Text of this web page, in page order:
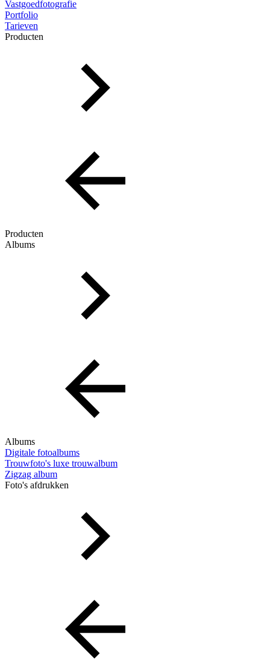
Vastgoedfotografie
Portfolio
Tarieven
Producten
Producten
Albums
Albums
Digitale fotoalbums
Trouwfoto's luxe trouwalbum
Zigzag album
Foto's afdrukken